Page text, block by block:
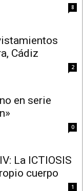
8
Cádiz
2
en serie
0
La ICTIOSIS
cuerpo
1